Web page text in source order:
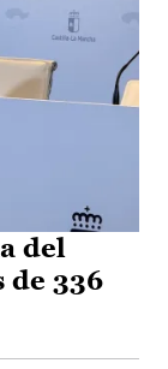
del
de 336